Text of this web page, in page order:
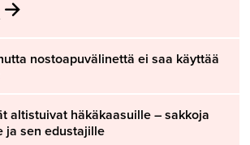
nostoapuvälinettä ei saa käyttää
altistuivat häkäkaasuille – sakkoja
ja sen edustajille